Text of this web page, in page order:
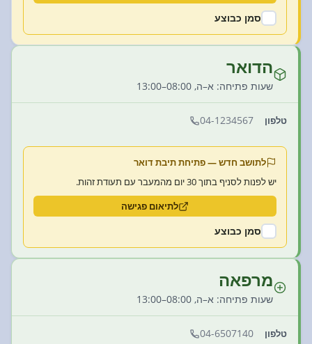
סמן כבוצע
הדואר
שעות פתיחה: א–ה, 08:00–13:00
טלפון 04-1234567
לתושב חדש — פתיחת תיבת דואר
יש לפנות לסניף בתוך 30 יום מהמעבר עם תעודת זהות.
לתיאום פגישה
סמן כבוצע
מרפאה
שעות פתיחה: א–ה, 08:00–13:00
טלפון 04-6507140